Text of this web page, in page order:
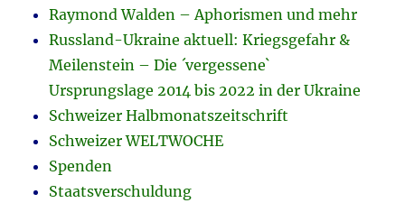
Raymond Walden – Aphorismen und mehr
Russland-Ukraine aktuell: Kriegsgefahr &
Meilenstein – Die ´vergessene`
Ursprungslage 2014 bis 2022 in der Ukraine
Schweizer Halbmonatszeitschrift
Schweizer WELTWOCHE
Spenden
Staatsverschuldung